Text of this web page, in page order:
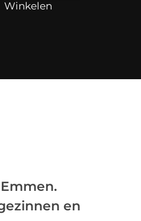
Winkelen
en